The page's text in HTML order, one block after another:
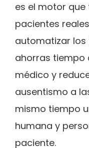
es el motor
pacientes
automatizar los
ahorras tiempo
médico y
ausentismo a
mismo tiempo
humana y
paciente.